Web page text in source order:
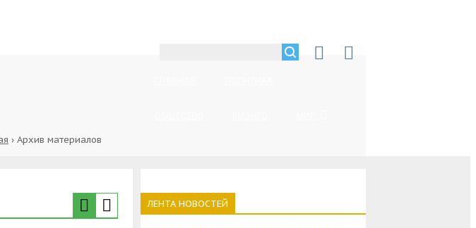
› Архив материалов
ЛЕНТА НОВОСТЕЙ